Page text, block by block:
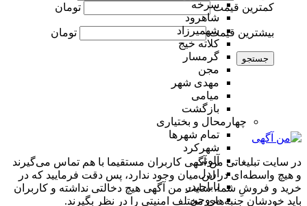
سرخه
شاهرود
شهمیرزاد
کلاته خیج
گرمسار
مجن
مهدی شهر
میامی
بازگشت
چهارمحال و بختیاری
تمام شهر‌ها
شهرکرد
آلونی
اردل
باباحیدر
بروجن
کمترین قیمت
تومان
بیشترین قیمت تومان
جستجو
در سایت تبلیغاتی من آگهی کاربران مستقیما با هم تماس می‌گیرند
و هیچ واسطه‌ای در این میان وجود ندارد، پس دقت فرمایید که در
خرید و فروشِ شما، سایت من آگهی هیچ دخالتی نداشته و کاربران
باید خودشان جنبه‌های مختلف امنیتی را در نظر بگیرند.